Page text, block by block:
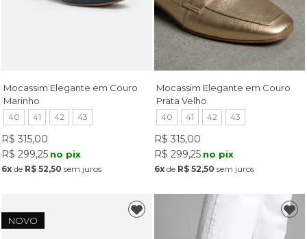
Mocassim Elegante em Couro
Marinho
40 41 42 43
R$ 315,00
R$ 299,25 no pix
6xde R$ 52,50 sem juros
Mocassim Elegante em Couro
Prata Velho
40 41 42 43
R$ 315,00
R$ 299,25 no pix
6x de R$ 52,50 sem juros
NOVO